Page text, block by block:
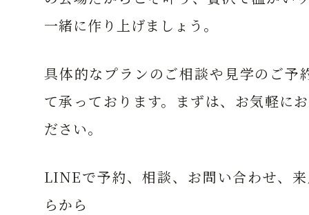
一緒に作り上げましょう。
具体的なプランのご相談や見学のご予
て承っております。まずは、お気軽に
ださい。
LINEで予約、相談、お問い合わせ、
らから